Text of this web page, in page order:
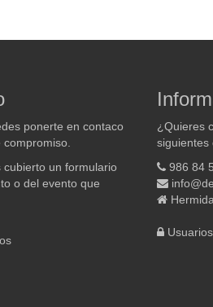
ponerte en contaco
cubierto un formulario
o del evento que
¿Quieres
siguientes
986 84